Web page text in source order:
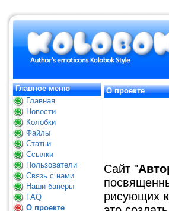
Главное меню
Главная
Новости
Колобки
Файлы
Статьи
Ссылки
Пользователи
Связь с нами
Наши банеры
FAQ
О проекте
О проекте
Сайт "
рисующих